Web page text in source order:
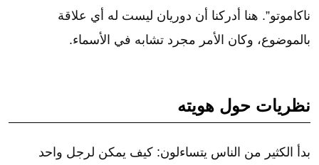
ناكاموتو”. هنا أدركنا أن دوريان ليست له أي علاقة
بالموضوع، وكان الأمر مجرد تشابه في الأسماء.
نظريات حول هويته
بدأ الكثير من الناس يتساءلون: كيف يمكن لرجل واحد